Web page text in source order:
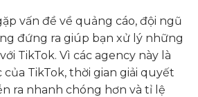
vấn đề về quảng cáo, đội ngũ
đứng ra giúp bạn xử lý những
TikTok. Vì các agency này là
của TikTok, thời gian giải quyết
ra nhanh chóng hơn và tỉ lệ